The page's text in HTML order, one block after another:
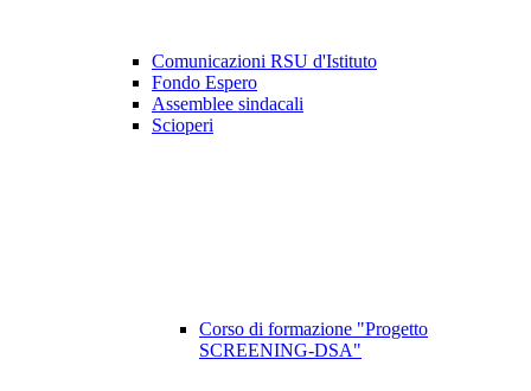
Comunicazioni RSU d'Istituto
Fondo Espero
Assemblee sindacali
Scioperi
Corso di formazione "Progetto
SCREENING-DSA"